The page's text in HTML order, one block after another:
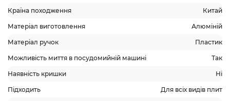
Країна походження Китай
Матеріал виготовлення Алюміній
Матеріал ручок Пластик
Можливість миття в посудомийній машині Так
Наявність кришки Ні
Підходить Для всіх видів плит